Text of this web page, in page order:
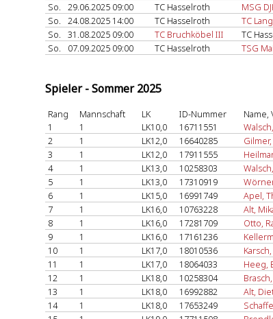
So.
29.06.2025 09:00 TC Hasselroth MSG
So.
24.08.2025 14:00 TC Hasselroth TC
So.
31.08.2025 09:00 TC Bruchköbel III TC
So.
07.09.2025 09:00 TC Hasselroth TSG
Spieler - Sommer 2025
Rang Mannschaft LK ID-Nummer Name,
1
1 LK10,0 16711551
2
1 LK12,0 16640285
3
1 LK12,0 17911555
4
1 LK13,0 10258303
5
1 LK13,0 17310919
6
1 LK15,0 16991749 Apel,
7
1 LK16,0 10763228 Alt,
8
1 LK16,0 17281709 Otto,
9
1 LK16,0 17161236
10
1 LK17,0 18010536
11
1 LK17,0 18064033 Heeg,
12
1 LK18,0 10258304
13
1 LK18,0 16992882 Alt,
14
1 LK18,0 17653249